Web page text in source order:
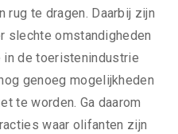
rug te dragen. Daarbij zijn
slechte omstandigheden
in de toeristenindustrie
genoeg mogelijkheden
te worden. Ga daarom
waar olifanten zijn